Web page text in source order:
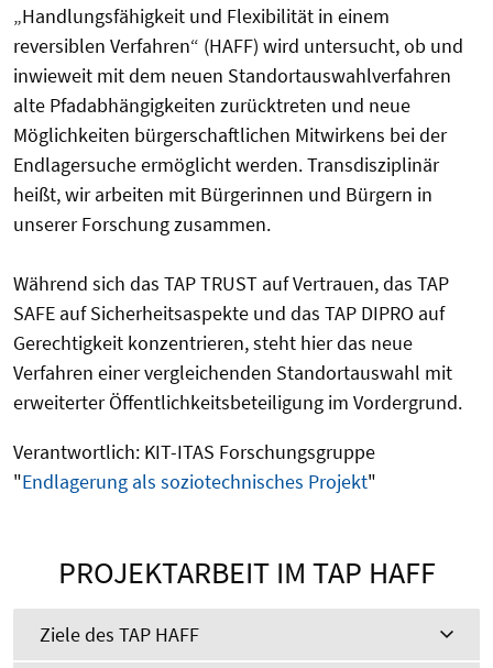
„Handlungsfähigkeit und Flexibilität in einem
reversiblen Verfahren“ (HAFF) wird untersucht, ob und
inwieweit mit dem neuen Standortauswahlverfahren
alte Pfadabhängigkeiten zurücktreten und neue
Möglichkeiten bürgerschaftlichen Mitwirkens bei der
Endlagersuche ermöglicht werden. Transdisziplinär
heißt, wir arbeiten mit Bürgerinnen und Bürgern in
unserer Forschung zusammen.
Während sich das TAP TRUST auf Vertrauen, das TAP
SAFE auf Sicherheitsaspekte und das TAP DIPRO auf
Gerechtigkeit konzentrieren, steht hier das neue
Verfahren einer vergleichenden Standortauswahl mit
erweiterter Öffentlichkeitsbeteiligung im Vordergrund.
Verantwortlich: KIT-ITAS Forschungsgruppe
"Endlagerung als soziotechnisches Projekt"
PROJEKTARBEIT IM TAP HAFF
Ziele des TAP HAFF